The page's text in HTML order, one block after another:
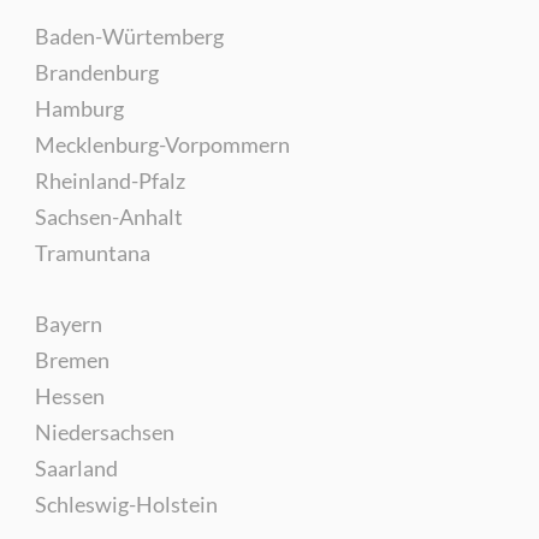
Baden-Würtemberg
Brandenburg
Hamburg
Mecklenburg-Vorpommern
Rheinland-Pfalz
Sachsen-Anhalt
Tramuntana
Bayern
Bremen
Hessen
Niedersachsen
Saarland
Schleswig-Holstein